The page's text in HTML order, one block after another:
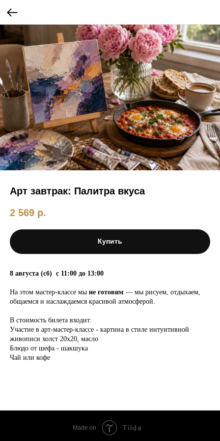
Арт завтрак: Палитра вкуса
2 569 р.
Купить
8 августа (сб) с 11:00 до 13:00
На этом мастер-классе мы не готовим — мы рисуем, отдыхаем,
общаемся и наслаждаемся красивой атмосферой.
В стоимость билета входит:
Участие в арт-мастер-классе - картина в стиле интуитивной
живописи холст 20х20, масло
Блюдо от шефа - шакшука
Чай или кофе
Made on Tilda